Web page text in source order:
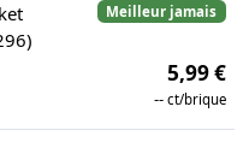
Meilleur jamais
5,99 €
-- ct/brique